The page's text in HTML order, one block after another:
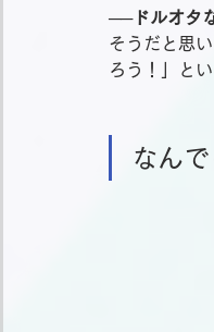
──ドルオタ
そうだと思
ろう！」と
なん